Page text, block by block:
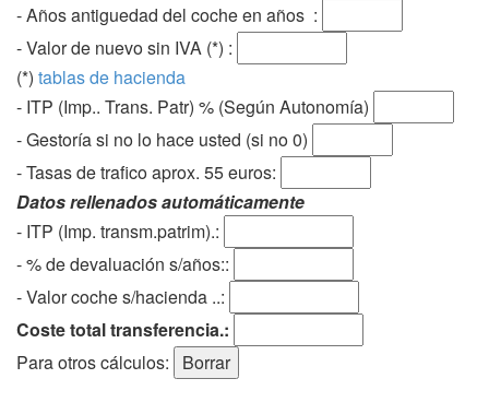
- Años antiguedad del coche en años :
- Valor de nuevo sin IVA (*) :
(*) tablas de hacienda
- ITP (Imp.. Trans. Patr) % (Según Autonomía)
- Gestoría si no lo hace usted (si no 0)
-Tasas de trafico aprox. 55 euros:
Datos rellenados automáticamente
- ITP (Imp. transm.patrim).:
- % de devaluación s/años::
- Valor coche s/hacienda ..:
Coste total transferencia.:
Para otros cálculos: